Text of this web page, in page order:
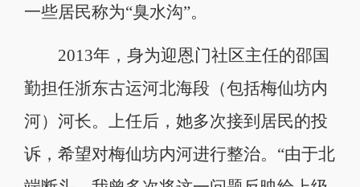
一些居民称为“臭水沟”。
2013年，身为迎恩门社区主任的邵国
勤担任浙东古运河北海段（包括梅仙坊内
河）河长。上任后，她多次接到居民的投
诉，希望对梅仙坊内河进行整治。“由于北